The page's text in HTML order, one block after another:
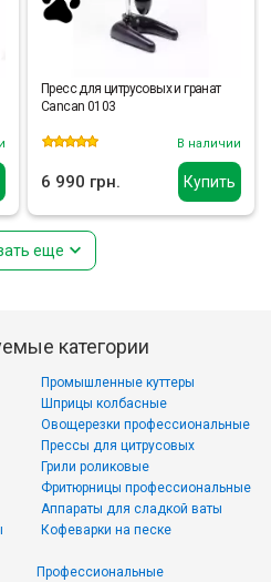
Купить
Пресс для цитрусовых и гранат
Cancan 0103
В наличии
6 990 грн.
еще
категории
Промышленные куттеры
Шприцы колбасные
Овощерезки профессиональные
Прессы для цитрусовых
Грили роликовые
Фритюрницы профессиональные
Аппараты для сладкой ваты
Кофеварки на песке
Профессиональные